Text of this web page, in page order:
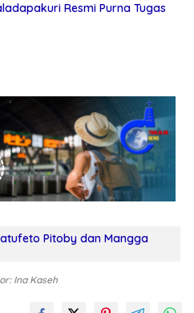
Resmi Purna Tugas
Pitoby dan Mangga
Ina Kaseh